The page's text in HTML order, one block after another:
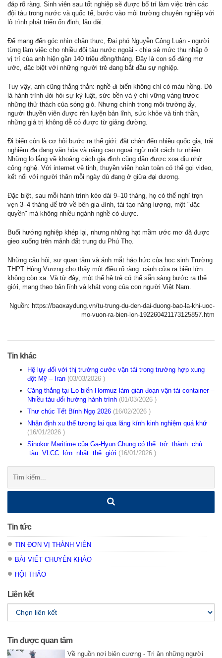
đáp rõ ràng. Sinh viên sau tốt nghiệp sẽ được bố trí làm việc trên các
đội tàu trong nước và quốc tế, bước vào môi trường chuyên nghiệp với
lộ trình phát triển ổn định, lâu dài.
Để mang đến góc nhìn chân thực, Đại phó Nguyễn Công Luận - người
từng làm việc cho nhiều đội tàu nước ngoài - chia sẻ mức thu nhập ở
vị trí của anh hiện gần 140 triệu đồng/tháng. Đây là con số đáng mơ
ước, đặc biệt với những người trẻ đang bắt đầu sự nghiệp.
Tuy vậy, anh cũng thẳng thắn: nghề đi biển không chỉ có màu hồng. Đó
là hành trình đòi hỏi sự kỷ luật, sức bền và ý chí vững vàng trước
những thử thách của sóng gió. Nhưng chính trong môi trường ấy,
người thuyền viên được rèn luyện bản lĩnh, sức khỏe và tinh thần,
những giá trị không dễ có được từ giảng đường.
Đi biển còn là cơ hội bước ra thế giới: đặt chân đến nhiều quốc gia, trải
nghiệm đa dạng văn hóa và nâng cao ngoại ngữ một cách tự nhiên.
Những lo lắng về khoảng cách gia đình cũng dần được xoa dịu nhờ
công nghệ. Với internet vệ tinh, thuyền viên hoàn toàn có thể gọi video,
kết nối với người thân mỗi ngày dù đang ở giữa đại dương.
Đặc biệt, sau mỗi hành trình kéo dài 9–10 tháng, họ có thể nghỉ trọn
vẹn 3–4 tháng để trở về bên gia đình, tái tạo năng lượng, một "đặc
quyền" mà không nhiều ngành nghề có được.
Buổi hướng nghiệp khép lại, nhưng những hạt mầm ước mơ đã được
gieo xuống trên mảnh đất trung du Phú Thọ.
Những câu hỏi, sự quan tâm và ánh mắt háo hức của học sinh Trường
THPT Hùng Vương cho thấy một điều rõ ràng: cánh cửa ra biển lớn
không còn xa. Và từ đây, một thế hệ trẻ có thể sẵn sàng bước ra thế
giới, mang theo bản lĩnh và khát vọng của con người Việt Nam.
Nguồn: https://baoxaydung.vn/tu-trung-du-den-dai-duong-bao-la-khi-uoc-
mo-vuon-ra-bien-lon-192260421173125857.htm
Tin khác
Hệ lụy đối với thị trường cước vận tải trong trường hợp xung
đột Mỹ – Iran (03/03/2026 )
Căng thẳng tại Eo biển Hormuz làm gián đoạn vận tải container –
Nhiều tàu đổi hướng hành trình (01/03/2026 )
Thư chúc Tết Bính Ngọ 2026 (16/02/2026 )
Nhận định xu thế tương lai qua lăng kính kinh nghiệm quá khứ
(16/01/2026 )
Sinokor Maritime của Ga-Hyun Chung có thể trở thành chủ
tàu VLCC lớn nhất thế giới (16/01/2026 )
kiếm:
Tin tức
TIN ĐƠN VỊ THÀNH VIÊN
BÀI VIẾT CHUYÊN KHẢO
HỘI THẢO
Liên kết
Tin được quan tâm
Về nguồn nơi biên cương - Tri ân những người